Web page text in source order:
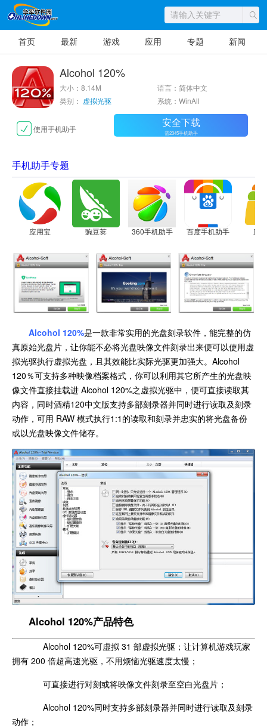
首页 最新 游戏 应用 专题 新闻
Alcohol 120%
大小：8.14M
语言：简体中文
类别： 虚拟光驱 系统：WinAll
使用手机助手 安全下载
需2345手机助手
手机助手专题
应用宝 豌豆荚 360手机助手 百度手机助手 应
Alcohol 120%是一款非常实用的光盘刻录软件，能完整的仿
真原始光盘片，让你能不必将光盘映像文件刻录出来便可以使用虚
拟光驱执行虚拟光盘，且其效能比实际光驱更加强大。Alcohol
120％可支持多种映像档案格式，你可以利用其它所产生的光盘映
像文件直接挂载进 Alcohol 120%之虚拟光驱中，便可直接读取其
内容，同时酒精120中文版支持多部刻录器并同时进行读取及刻录
动作，可用 RAW 模式执行1:1的读取和刻录并忠实的将光盘备份
或以光盘映像文件储存。
Alcohol 120%产品特色
Alcohol 120%可虚拟 31 部虚拟光驱；让计算机游戏玩家
拥有 200 倍超高速光驱，不用烦恼光驱速度太慢；
可直接进行对刻或将映像文件刻录至空白光盘片；
Alcohol 120%同时支持多部刻录器并同时进行读取及刻录
动作；